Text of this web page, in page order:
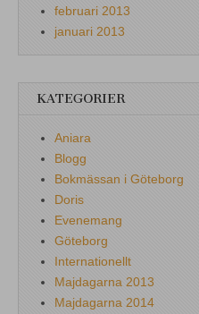
februari 2013
januari 2013
KATEGORIER
Aniara
Blogg
Bokmässan i Göteborg
Doris
Evenemang
Göteborg
Internationellt
Majdagarna 2013
Majdagarna 2014